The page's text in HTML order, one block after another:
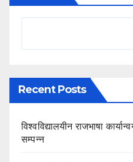
Recent Posts
विश्वविद्यालयीन राजभाषा
सम्पन्न